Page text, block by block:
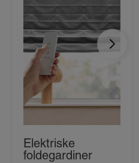
Elektriske
foldegardiner